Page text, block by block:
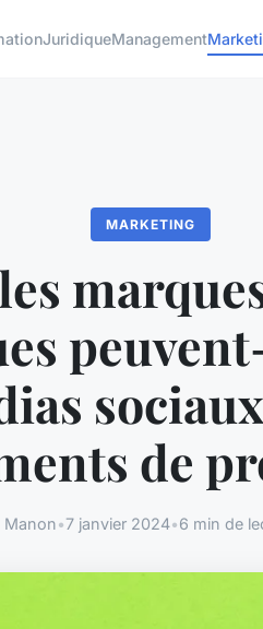
JuridiqueManagement
MARKETING
de
Manon•7 janvier 2024•6 min de